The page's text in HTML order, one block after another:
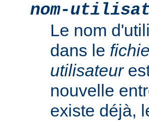
nom-
Le nom
dans le
utilisateur
nouvelle
existe déjà,